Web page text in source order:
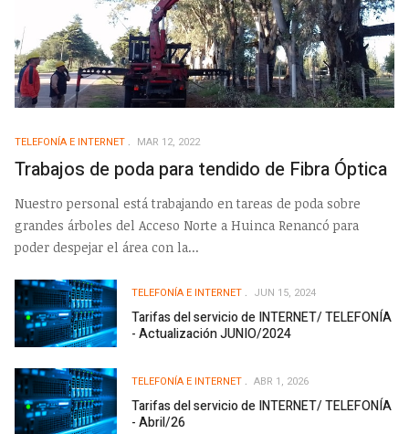
TELEFONÍA E INTERNET MAR 12, 2022
Trabajos de poda para tendido de Fibra Óptica
Nuestro personal está trabajando en tareas de poda sobre
grandes árboles del Acceso Norte a Huinca Renancó para
poder despejar el área con la...
TELEFONÍA E INTERNET JUN 15, 2024
Tarifas del servicio de INTERNET/ TELEFONÍA
- Actualización JUNIO/2024
TELEFONÍA E INTERNET ABR 1, 2026
Tarifas del servicio de INTERNET/ TELEFONÍA
- Abril/26